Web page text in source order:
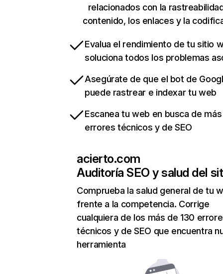
relacionados con la
contenido, los enlaces y la
Evalua el rendimiento de tu sitio
soluciona todos los problemas
Asegúrate de que el bot de
puede rastrear e indexar tu web
Escanea tu web en busca de
errores técnicos y de SEO
acierto.com
Auditoría SEO y salud del
Comprueba la salud general de tu
frente a la competencia. Corrige
cualquiera de los más de 130
técnicos y de SEO que encuentra
herramienta